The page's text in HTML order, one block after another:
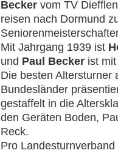
Becker vom TV
reisen nach Dormund
Mit Jahrgang 1939 ist
und Paul Becker ist
Die besten Altersturner
Bundesländer
gestaffelt in die
den Geräten Boden,
Reck.
Pro